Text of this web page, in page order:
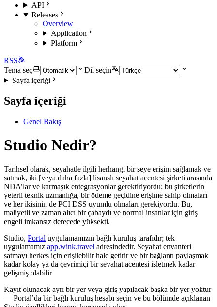
API
Releases
Overview
Application
Platform
RSS
Tema seç
Dil seçin
Sayfa içeriği
Sayfa içeriği
Genel Bakış
Studio Nedir?
Tarihsel olarak, seyahatle ilgili herhangi bir şeye erişim sağlamak ve
satmak, iki [veya daha fazla] lisanslı seyahat acentesi şirketi arasında
NDA’lar ve karmaşık entegrasyonlar gerektiriyordu; bu şirketlerin
yeterli teknik uzmanlığa, bir ödeme geçidine erişime sahip olmaları
ve her ikisinin de PCI DSS uyumlu olmaları gerekiyordu. Bu,
maliyetli ve zaman alıcı bir çabaydı ve normal insanlar için giriş
engeli imkansız derecede yüksekti.
Studio, Portal uygulamamızın bağlı kuruluş tarafıdır; tek
uygulamamız app.wink.travel adresindedir. Seyahat envanteri
satmayı herkes için erişilebilir hale getirir ve bir bağlantı paylaşmak
kadar kolay ya da çevrimiçi bir seyahat acentesi işletmek kadar
gelişmiş olabilir.
Kayıt olunacak ayrı bir yer veya giriş yapılacak başka bir yer yoktur
— Portal’da bir bağlı kuruluş hesabı seçin ve bu bölümde açıklanan